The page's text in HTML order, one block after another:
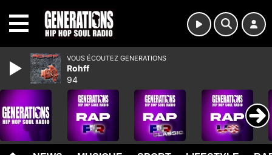
VOUS ÉCOUTEZ GENERATIONS
Rohff
94